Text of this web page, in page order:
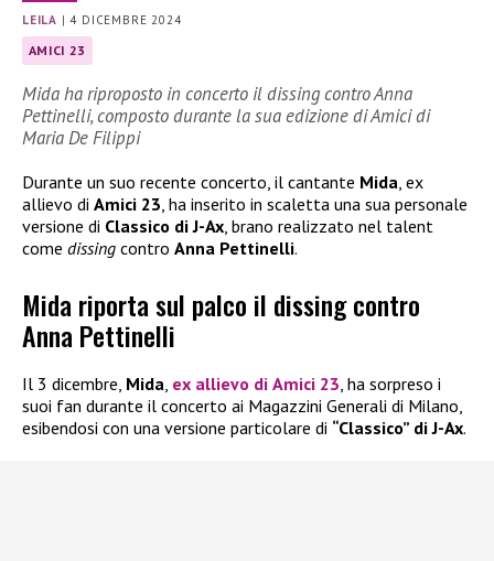
LEILA |4 DICEMBRE 2024
AMICI 23
Mida ha riproposto in concerto il dissing contro Anna
Pettinelli, composto durante la sua edizione di Amici di
Maria De Filippi
Durante un suo recente concerto, il cantante Mida, ex
allievo di Amici 23, ha inserito in scaletta una sua personale
versione di Classico di J-Ax, brano realizzato nel talent
come dissing contro Anna Pettinelli.
Mida riporta sul palco il dissing contro
Anna Pettinelli
Il 3 dicembre, Mida ex allievo di Amici 23 , ha sorpreso i
suoi fan durante il concerto ai Magazzini Generali di Milano,
esibendosi con una versione particolare di “Classico” di J-Ax.